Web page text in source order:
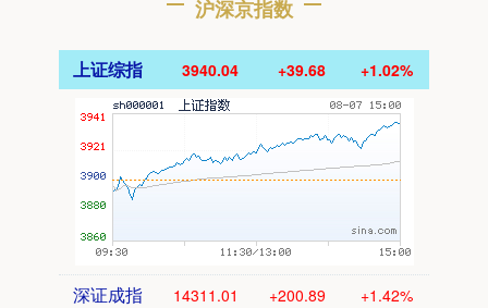
沪深京指数
上证综指 3940.04 +39.68 +1.02%
深证成指 14311.01 +200.89 +1.42%